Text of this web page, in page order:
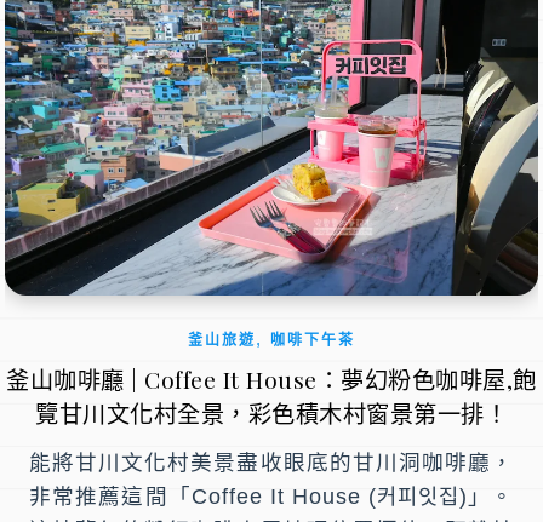
釜山旅遊, 咖啡下午茶
釜山咖啡廳 | Coffee It House：夢幻粉色咖啡屋,飽
覽甘川文化村全景，彩色積木村窗景第一排！
能將甘川文化村美景盡收眼底的甘川洞咖啡廳，
非常推薦這間「Coffee It House (커피잇집)」。